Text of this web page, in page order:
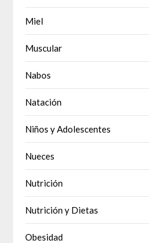
Miel
Muscular
Nabos
Natación
Niños y Adolescentes
Nueces
Nutrición
Nutrición y Dietas
Obesidad